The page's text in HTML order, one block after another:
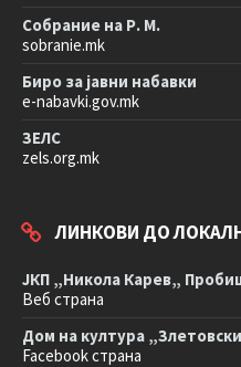
Собрание на Р. М.
sobranie.mk
Биро за јавни набавки
e-nabavki.gov.mk
ЗЕЛС
zels.org.mk
ЛИНКОВИ ДО
ЈКП „Никола Карев„
Веб страна
Дом на култура
Facebook страна